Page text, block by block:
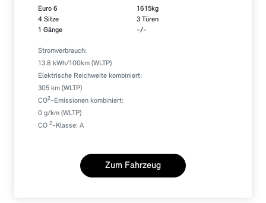
Euro 6
4 Sitze
1 Gänge
1615kg
3 Türen
-/-
Stromverbrauch:
13.8 kWh/100km (WLTP)
Elektrische Reichweite kombiniert:
305 km (WLTP)
CO2-Emissionen kombiniert:
0 g/km (WLTP)
CO 2-Klasse: A
Zum Fahrzeug